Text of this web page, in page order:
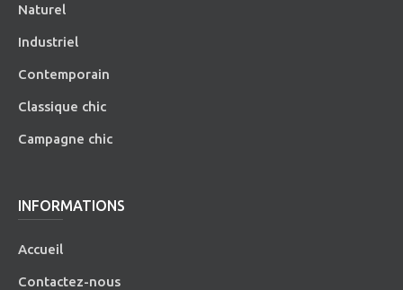
Naturel
Industriel
Contemporain
Classique chic
Campagne chic
INFORMATIONS
Accueil
Contactez-nous